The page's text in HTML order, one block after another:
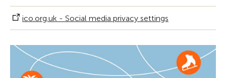
ico.org.uk - Social media privacy settings